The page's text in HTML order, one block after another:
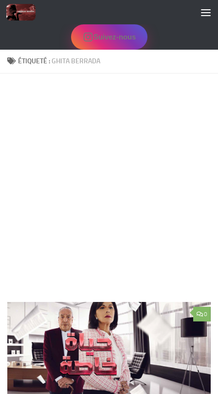
Skip to content
Suivez-nous
ÉTIQUETÉ : GHITA BERRADA
0